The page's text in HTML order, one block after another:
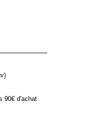
90€ d'achat